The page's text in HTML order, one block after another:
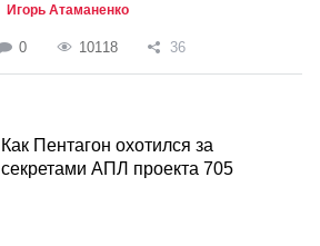
Игорь Атаманенко
0 10118 36
Как Пентагон охотился за
секретами АПЛ проекта 705